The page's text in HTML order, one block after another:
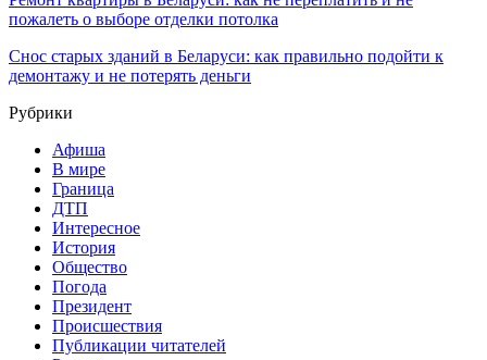
пожалеть о выборе отделки потолка
Снос старых зданий в Беларуси: как правильно подойти к
демонтажу и не потерять деньги
Рубрики
Афиша
В мире
Граница
ДТП
Интересное
История
Общество
Погода
Президент
Происшествия
Публикации читателей